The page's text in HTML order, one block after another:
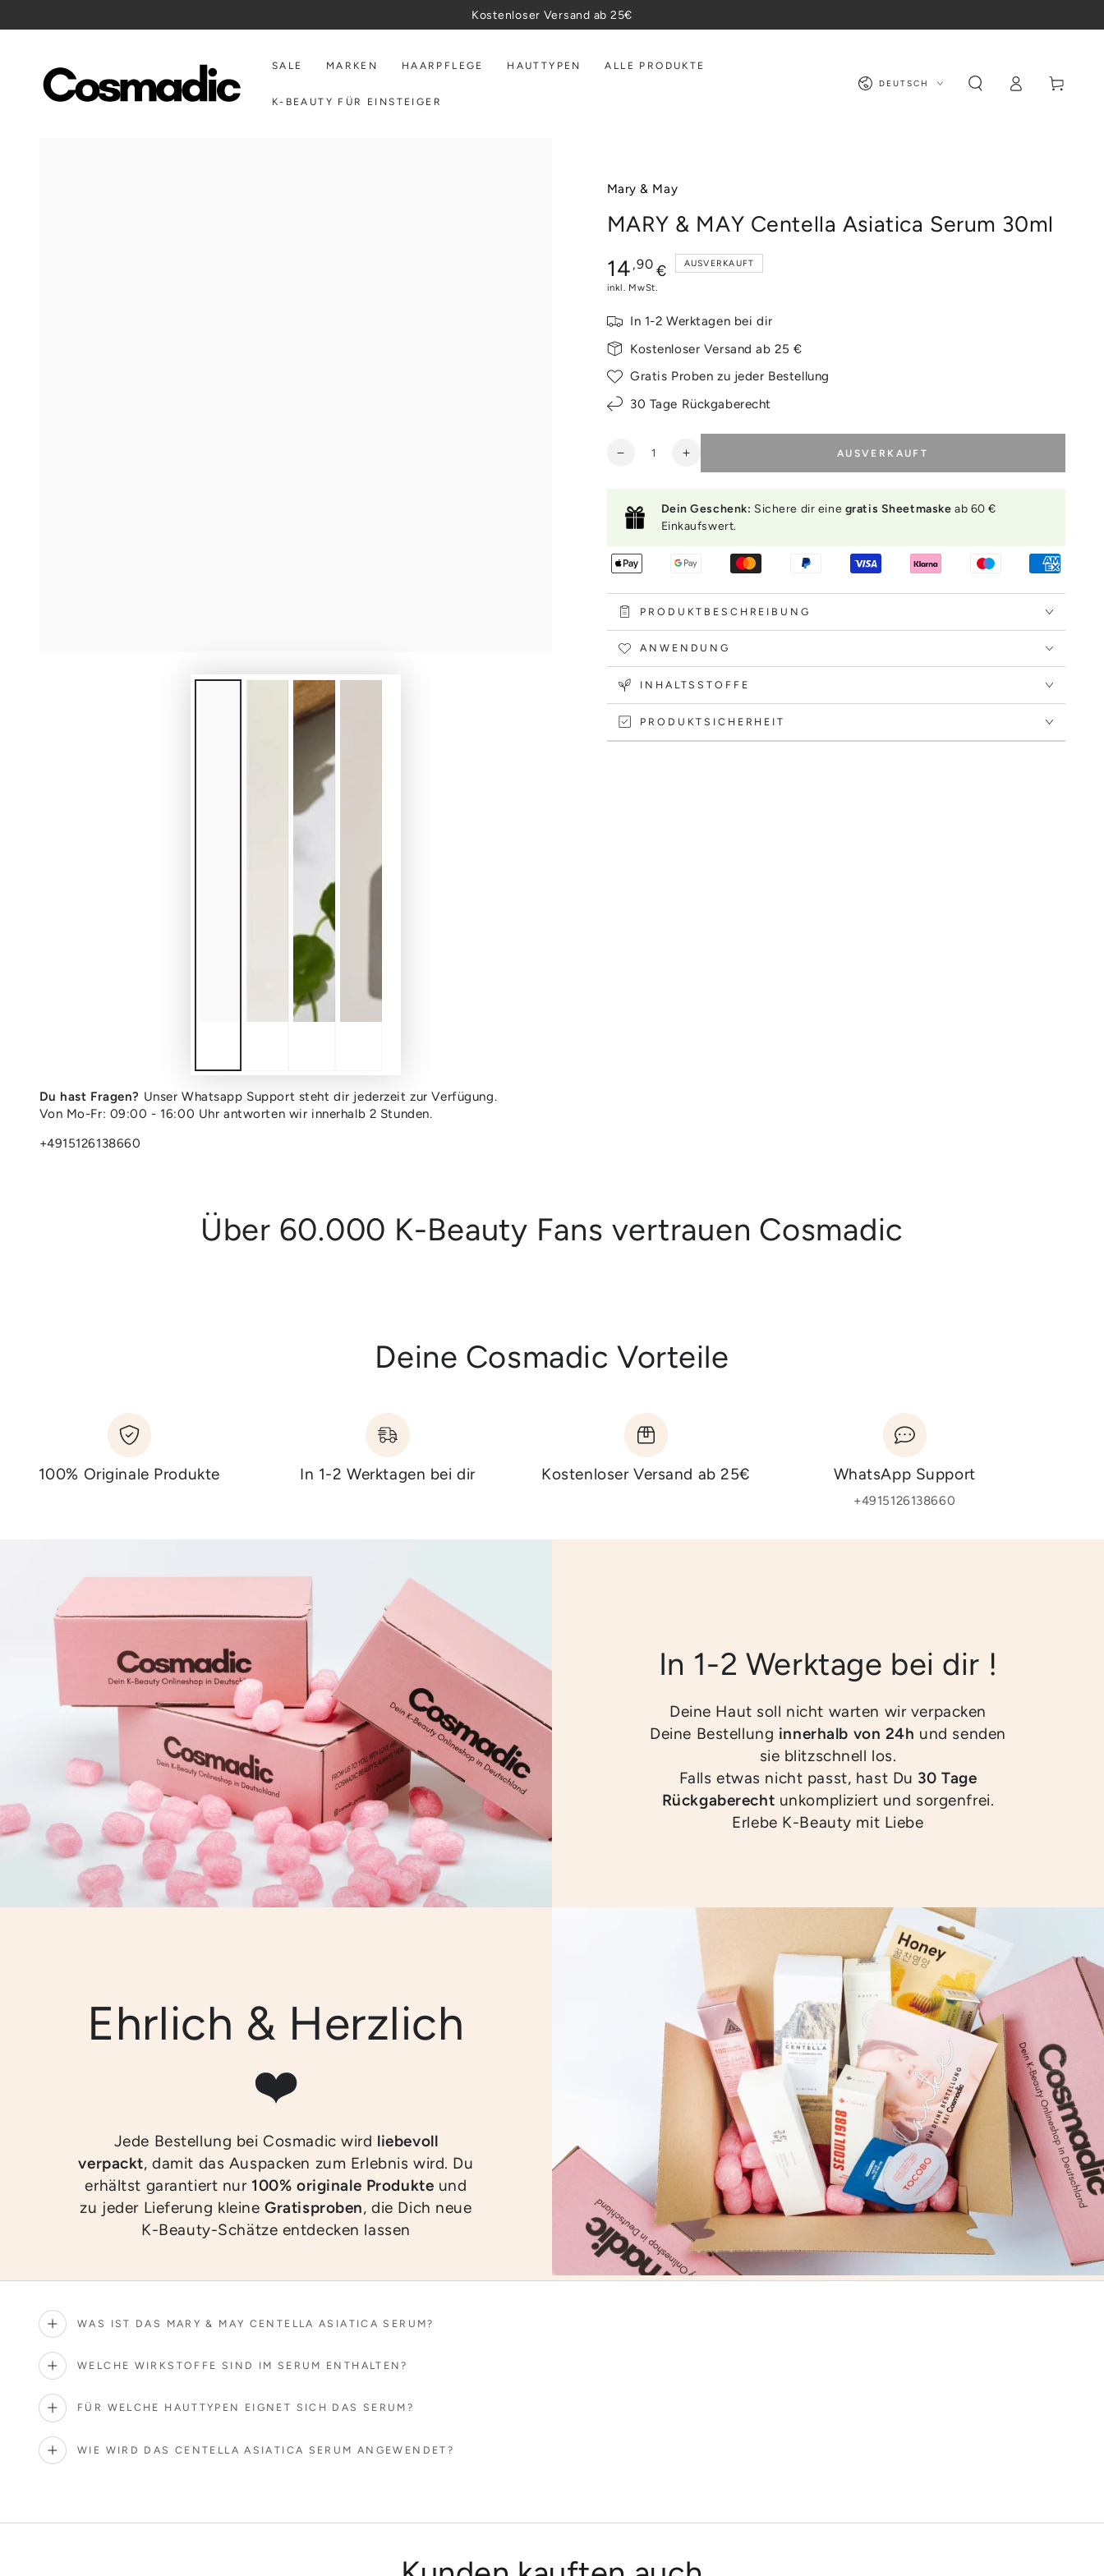
Kostenloser Versand ab 25€
SALE MARKEN HAARPFLEGE HAUTTYPEN ALLE PRODUKTE
K-BEAUTY FÜR EINSTEIGER
Sprache
DEUTSCH EinloggenWarenkorb
Mary & May
MARY & MAY Centella Asiatica Serum 30ml
Regulärer
Preis
14 ,90 € AUSVERKAUFT
inkl. MwSt.
In 1-2 Werktagen bei dir
Kostenloser Versand ab 25 €
Gratis Proben zu jeder Bestellung
30 Tage Rückgaberecht
Anzahl
Verringere
für
MARY
MAY
Centella
Asiatica
Serum
Erhöhe
die
für
MARY
MAY
Centella
Asiatica
Serum
AUSVERKAUFT
Dein Geschenk: Sichere dir eine gratis Sheetmaske ab 60 €
Einkaufswert.
PRODUKTBESCHREIBUNG
ANWENDUNG
INHALTSSTOFFE
PRODUKTSICHERHEIT
Du hast Fragen? Unser Whatsapp Support steht dir jederzeit zur Verfügung.
Von Mo-Fr: 09:00 - 16:00 Uhr antworten wir innerhalb 2 Stunden.
+4915126138660
Über 60.000 K-Beauty Fans vertrauen Cosmadic
Deine Cosmadic Vorteile
100% Originale Produkte In 1-2 Werktagen bei dir Kostenloser Versand ab 25€ WhatsApp Support
+4915126138660
In 1-2 Werktage bei dir !
Deine Haut soll nicht warten wir verpacken
Deine Bestellung innerhalb von 24h und senden
sie blitzschnell los.
Falls etwas nicht passt, hast Du 30 Tage
Rückgaberecht unkompliziert und sorgenfrei.
Erlebe K-Beauty mit Liebe
Ehrlich & Herzlich
❤️
Jede Bestellung bei Cosmadic wird liebevoll
verpackt, damit das Auspacken zum Erlebnis wird. Du
erhältst garantiert nur 100% originale Produkte und
zu jeder Lieferung kleineGratisproben, die Dich neue
K-Beauty-Schätze entdecken lassen
WAS IST DAS MARY & MAY CENTELLA ASIATICA SERUM?
WELCHE WIRKSTOFFE SIND IM SERUM ENTHALTEN?
FÜR WELCHE HAUTTYPEN EIGNET SICH DAS SERUM?
WIE WIRD DAS CENTELLA ASIATICA SERUM ANGEWENDET?